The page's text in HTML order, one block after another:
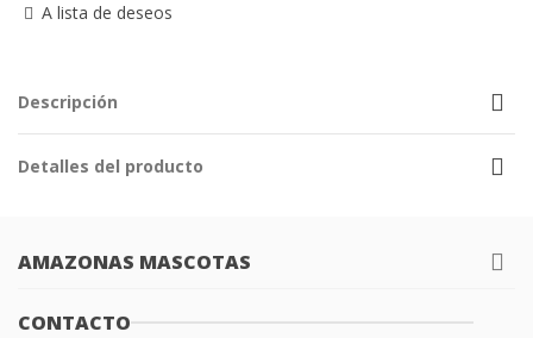
A lista de deseos
Descripción
Detalles del producto
AMAZONAS MASCOTAS
CONTACTO